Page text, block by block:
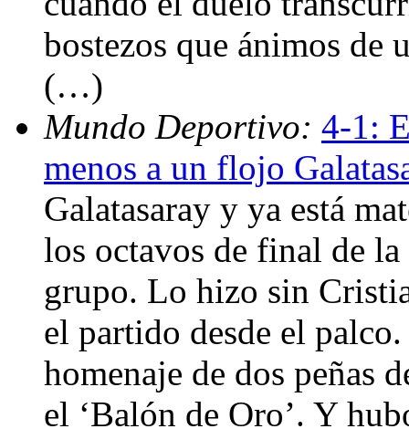
bostezos que ánimos de
(…)
Mundo Deportivo: 4-1:
menos a un flojo
Galatasaray y ya está
los octavos de final de
grupo. Lo hizo sin
el partido desde el
homenaje de dos peñas
el ‘Balón de Oro’. Y